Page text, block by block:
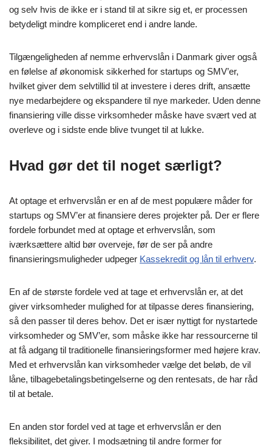
og selv hvis de ikke er i stand til at sikre sig et, er processen
betydeligt mindre kompliceret end i andre lande.
Tilgængeligheden af nemme erhvervslån i Danmark giver også
en følelse af økonomisk sikkerhed for startups og SMV’er,
hvilket giver dem selvtillid til at investere i deres drift, ansætte
nye medarbejdere og ekspandere til nye markeder. Uden denne
finansiering ville disse virksomheder måske have svært ved at
overleve og i sidste ende blive tvunget til at lukke.
Hvad gør det til noget særligt?
At optage et erhvervslån er en af de mest populære måder for
startups og SMV’er at finansiere deres projekter på. Der er flere
fordele forbundet med at optage et erhvervslån, som
iværksættere altid bør overveje, før de ser på andre
finansieringsmuligheder udpeger Kassekredit og lån til erhverv.
En af de største fordele ved at tage et erhvervslån er, at det
giver virksomheder mulighed for at tilpasse deres finansiering,
så den passer til deres behov. Det er især nyttigt for nystartede
virksomheder og SMV’er, som måske ikke har ressourcerne til
at få adgang til traditionelle finansieringsformer med højere krav.
Med et erhvervslån kan virksomheder vælge det beløb, de vil
låne, tilbagebetalingsbetingelserne og den rentesats, de har råd
til at betale.
En anden stor fordel ved at tage et erhvervslån er den
fleksibilitet, det giver. I modsætning til andre former for